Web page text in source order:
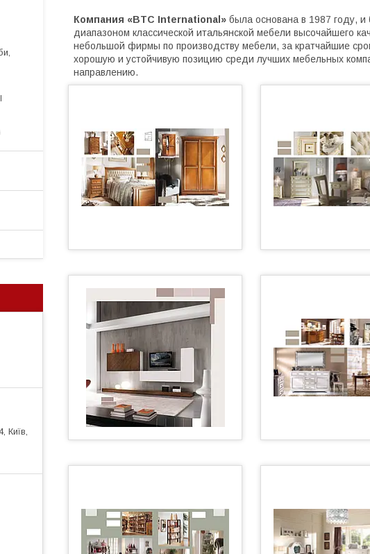
Компания «BTC International» была основана в 1987 году, и
диапазоном классической итальянской мебели высочайшего
небольшой фирмы по производству мебели, за кратчайшие
хорошую и устойчивую позицию среди лучших мебельных
направлению.
Київ,